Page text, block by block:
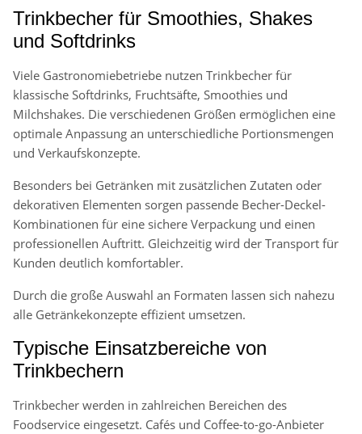
Trinkbecher für Smoothies, Shakes
und Softdrinks
Viele Gastronomiebetriebe nutzen Trinkbecher für
klassische Softdrinks, Fruchtsäfte, Smoothies und
Milchshakes. Die verschiedenen Größen ermöglichen eine
optimale Anpassung an unterschiedliche Portionsmengen
und Verkaufskonzepte.
Besonders bei Getränken mit zusätzlichen Zutaten oder
dekorativen Elementen sorgen passende Becher-Deckel-
Kombinationen für eine sichere Verpackung und einen
professionellen Auftritt. Gleichzeitig wird der Transport für
Kunden deutlich komfortabler.
Durch die große Auswahl an Formaten lassen sich nahezu
alle Getränkekonzepte effizient umsetzen.
Typische Einsatzbereiche von
Trinkbechern
Trinkbecher werden in zahlreichen Bereichen des
Foodservice eingesetzt. Cafés und Coffee-to-go-Anbieter